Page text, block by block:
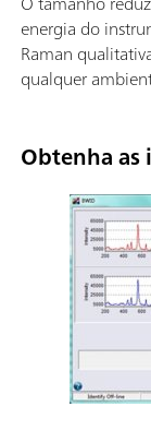
energia do
Raman
qualquer
Obtenha as